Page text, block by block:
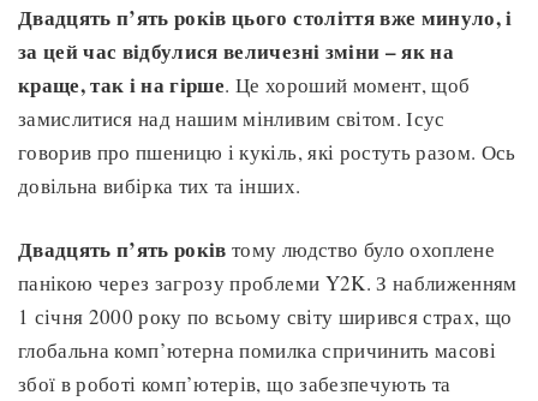
Двадцять п’ять років цього століття вже минуло, і
за цей час відбулися величезні зміни – як на
краще, так і на гірше. Це хороший момент, щоб
замислитися над нашим мінливим світом. Ісус
говорив про пшеницю і кукіль, які ростуть разом. Ось
довільна вибірка тих та інших.
Двадцять п’ять років тому людство було охоплене
панікою через загрозу проблеми Y2K. З наближенням
1 січня 2000 року по всьому світу ширився страх, що
глобальна комп’ютерна помилка спричинить масові
збої в роботі комп’ютерів, що забезпечують та